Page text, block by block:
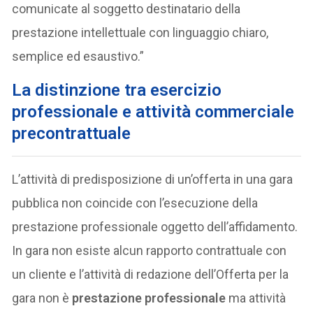
comunicate al soggetto destinatario della
prestazione intellettuale con linguaggio chiaro,
semplice ed esaustivo.”
La distinzione tra esercizio
professionale e attività commerciale
precontrattuale
L’attività di predisposizione di un’offerta in una gara
pubblica non coincide con l’esecuzione della
prestazione professionale oggetto dell’affidamento.
In gara non esiste alcun rapporto contrattuale con
un cliente e l’attività di redazione dell’Offerta per la
gara non è prestazione professionale ma attività